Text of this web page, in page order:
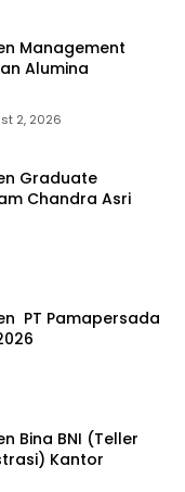
Management
Alumina
2, 2026
Graduate
Chandra Asri
PT Pamapersada
Bina BNI (Teller
Kantor